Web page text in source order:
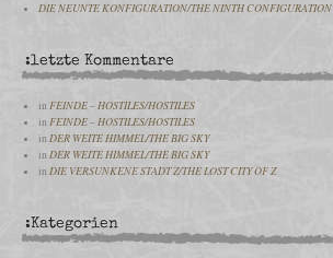
DIE NEUNTE KONFIGURATION/THE NINTH CONFIGURATION
:letzte Kommentare
inFEINDE – HOSTILES/HOSTILES
inFEINDE – HOSTILES/HOSTILES
inDER WEITE HIMMEL/THE BIG SKY
inDER WEITE HIMMEL/THE BIG SKY
inDIE VERSUNKENE STADT Z/THE LOST CITY OF Z
:Kategorien